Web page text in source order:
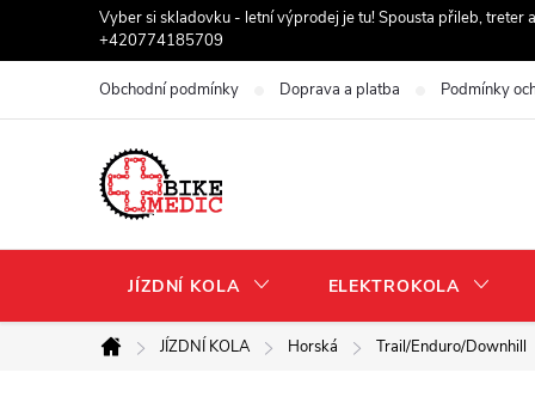
Vyber si skladovku - letní výprodej je tu! Spousta přileb, treter
+420774185709
Obchodní podmínky Doprava a platba Podmínky
JÍZDNÍ KOLA ELEKTROKOLA
Domů
JÍZDNÍ KOLA Horská Trail/Enduro/Downhill